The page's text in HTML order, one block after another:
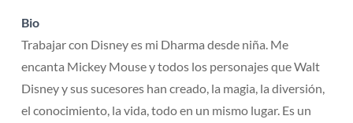
Bio
Trabajar con Disney es mi Dharma desde niña. Me
encanta Mickey Mouse y todos los personajes que Walt
Disney y sus sucesores han creado, la magia, la diversión,
el conocimiento, la vida, todo en un mismo lugar. Es un